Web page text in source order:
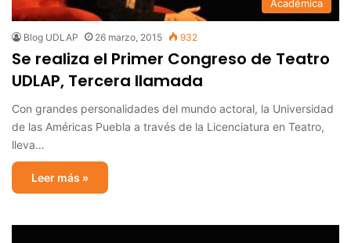
Académica
Blog UDLAP 26 marzo, 2015 932
Se realiza el Primer Congreso de Teatro
UDLAP, Tercera llamada
Con grandes personalidades del mundo actoral, la Universidad
de las Américas Puebla a través de la Licenciatura en Teatro,
lleva…
Leer más »